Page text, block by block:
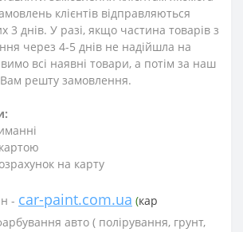
клієнтів відправляються
3 днів. У разі, якщо частина товарів з
через 4-5 днів не надійшла на
всі наявні товари, а потім за наш
решту замовлення.
на карту
- car-paint.com.ua (кар
авто ( полірування, грунт,